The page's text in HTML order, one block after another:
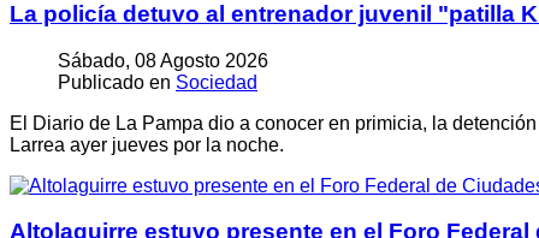
La policía detuvo al entrenador juvenil "patilla
Sábado, 08 Agosto 2026
Publicado en Sociedad
El Diario de La Pampa dio a conocer en primicia, la
Larrea ayer jueves por la noche.
Altolaguirre estuvo presente en el Foro Federal